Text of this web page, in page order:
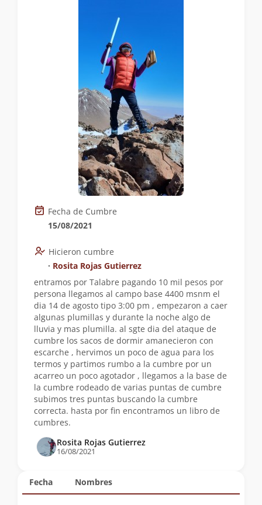
Fecha Nombres
Fecha de Cumbre
15/08/2021
Hicieron cumbre
∙ Rosita Rojas Gutierrez
entramos por Talabre pagando 10 mil pesos por
persona llegamos al campo base 4400 msnm el
dia 14 de agosto tipo 3:00 pm , empezaron a caer
algunas plumillas y durante la noche algo de
lluvia y mas plumilla. al sgte dia del ataque de
cumbre los sacos de dormir amanecieron con
escarche , hervimos un poco de agua para los
termos y partimos rumbo a la cumbre por un
acarreo un poco agotador , llegamos a la base de
la cumbre rodeado de varias puntas de cumbre
subimos tres puntas buscando la cumbre
correcta. hasta por fin encontramos un libro de
cumbres.
Rosita Rojas Gutierrez
16/08/2021